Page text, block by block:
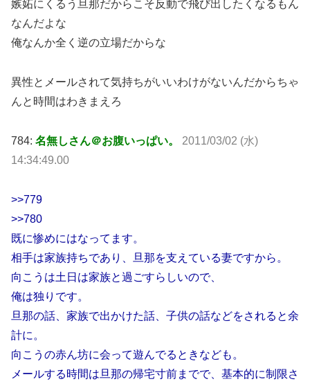
嫉妬にくるう旦那だからこそ反動で飛び出したくなるもん
なんだよな
俺なんか全く逆の立場だからな
異性とメールされて気持ちがいいわけがないんだからちゃ
んと時間はわきまえろ
784: 名無しさん＠お腹いっぱい。 2011/03/02 (水)
14:34:49.00
>>779
>>780
既に惨めにはなってます。
相手は家族持ちであり、旦那を支えている妻ですから。
向こうは土日は家族と過ごすらしいので、
俺は独りです。
旦那の話、家族で出かけた話、子供の話などをされると余
計に。
向こうの赤ん坊に会って遊んでるときなども。
メールする時間は旦那の帰宅寸前までで、基本的に制限さ